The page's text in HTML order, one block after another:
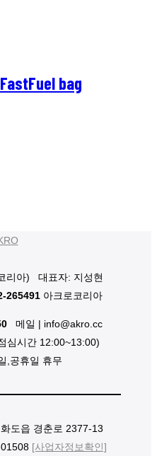
bag
리아)
대표자: 지성현
265491 아크로코리아
메일 | info@akro.cc
심시간 12:00~13:00)
,공휴일 휴무
도읍 경춘로 2377-13
[사업자정보확인]